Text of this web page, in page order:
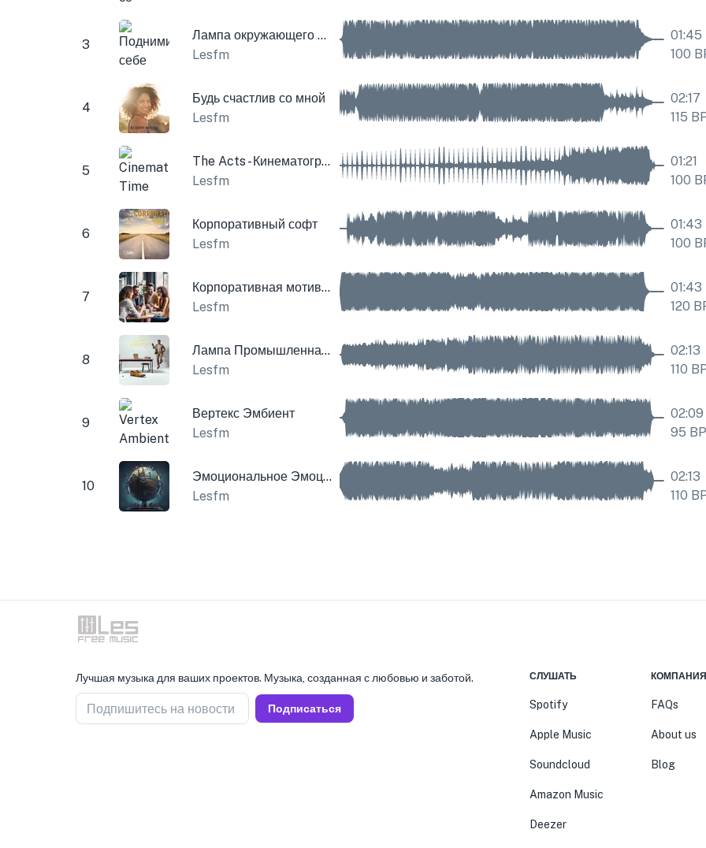
3
Лампа окружающего воздуха
Lesfm
01:45
100
4
Будь счастлив со мной
Lesfm
02:17
115
5
The Acts - Кинематографический блокнот времени
Lesfm
01:21
100
6
Корпоративный софт
Lesfm
01:43
100
7
Корпоративная мотивационная труба
Lesfm
01:43
120
8
Лампа Промышленная Корпоративная
Lesfm
02:13
110
9
Вертекс Эмбиент
Lesfm
02:09
95
10
Эмоциональное Эмоциональное Грустное
Lesfm
02:13
110
Лучшая музыка для ваших проектов. Музыка, созданная с любовью и заботой.
Подпишитесь на новости Подписаться
СЛУШАТЬ
Spotify
Apple Music
Soundcloud
Amazon Music
Deezer
КОМПАНИЯ
FAQs
About us
Blog